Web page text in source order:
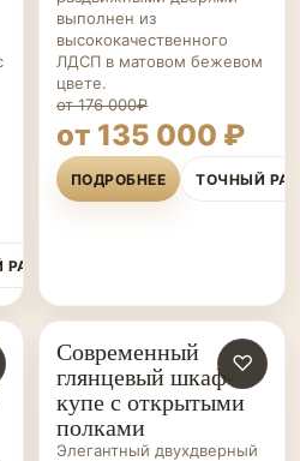
выполнен из
высококачественного
ЛДСП в матовом бежевом
цвете.
от 176 000₽
от 135 000 ₽
ПОДРОБНЕЕ ТОЧНЫЙ
ШКАФЫ-
КУПЕ НА ЗАКАЗ
♡
Современный
глянцевый шкаф-
купе с открытыми
полками
Элегантный двухдверный